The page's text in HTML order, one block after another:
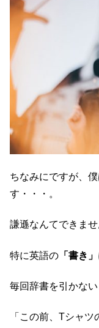
ちなみにですが、
す・・・。
謙遜なんてできませ
特に英語の 「書き」
毎回辞書を引かな
「この前、Tシャ